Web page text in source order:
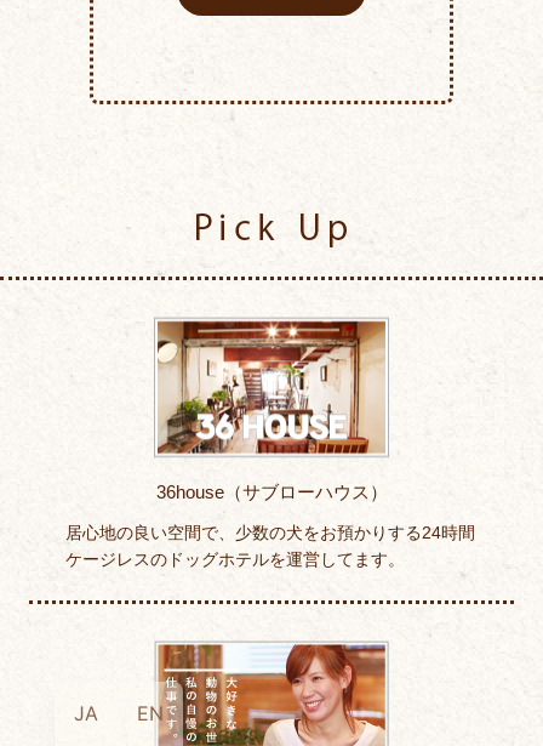
36house（サブローハウス）
居心地の良い空間で、少数の犬をお預かりする24時間
ケージレスのドッグホテルを運営してます。
JA EN